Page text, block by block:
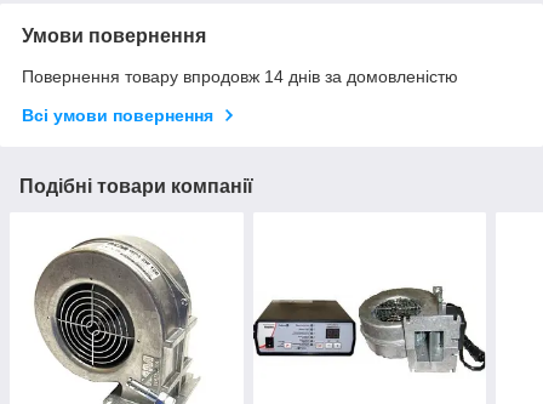
Умови повернення
Повернення товару впродовж 14 днів за домовленістю
Всі умови повернення
Подібні товари компанії